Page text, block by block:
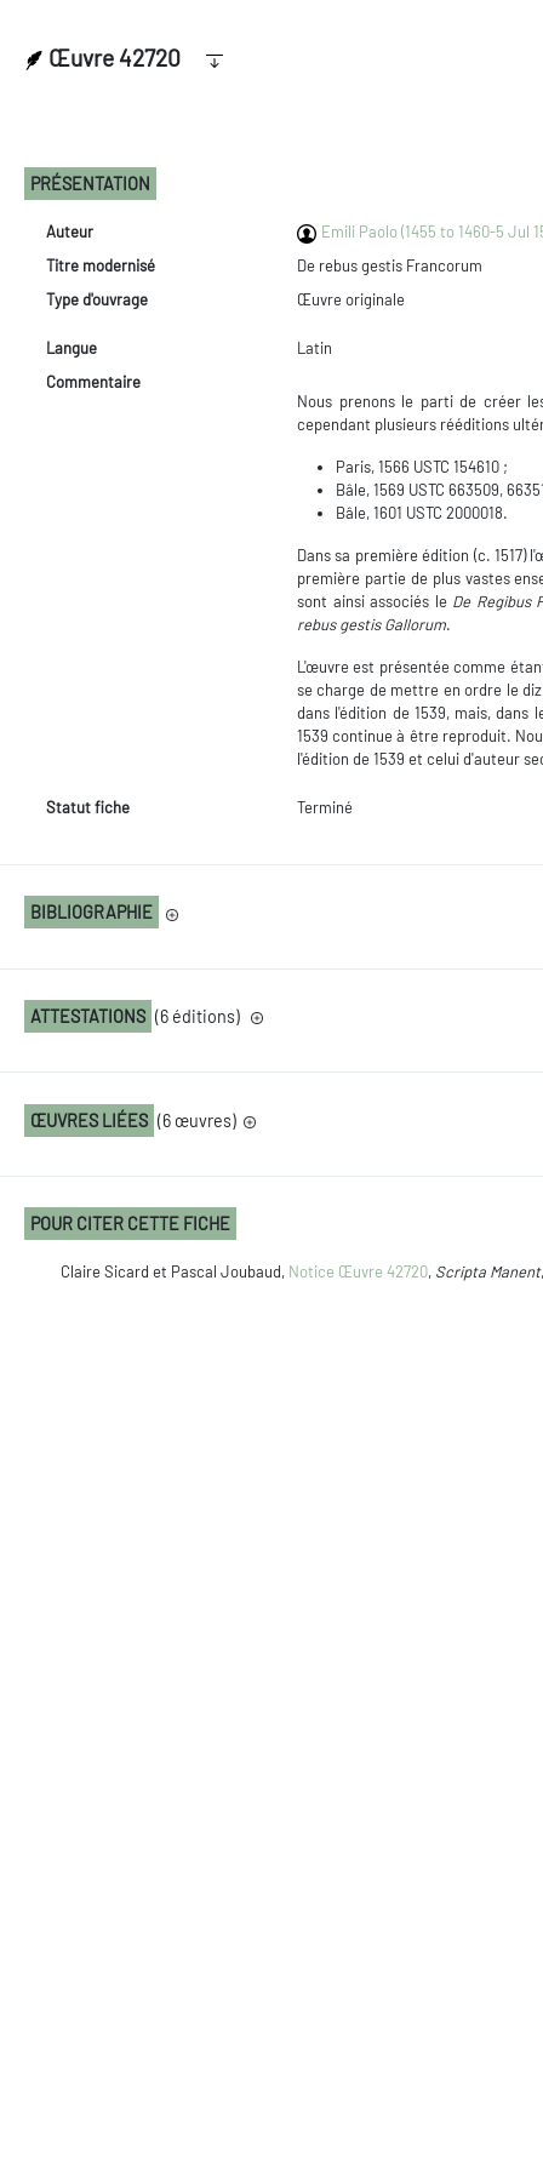
Œuvre 42720
PRÉSENTATION
Auteur
Emili Paolo (1455 to 1460-5 Jul
Titre modernisé
De rebus gestis Francorum
Type d'ouvrage
Œuvre originale
Langue
Latin
Commentaire
Nous prenons le parti de créer
cependant plusieurs rééditions
Paris, 1566 USTC 154610 ;
Bâle, 1569 USTC 663509,
Bâle, 1601 USTC 2000018.
Dans sa première édition (c.
première partie de plus vastes
sont ainsi associés le De Regibus
rebus gestis Gallorum.
L'œuvre est présentée comme
se charge de mettre en ordre le
dans l'édition de 1539, mais,
1539 continue à être reproduit.
l'édition de 1539 et celui d'auteur
Statut fiche Terminé
BIBLIOGRAPHIE
ATTESTATIONS (6 éditions)
ŒUVRES LIÉES (6 œuvres)
POUR CITER CETTE FICHE
Claire Sicard et Pascal Joubaud, Notice Œuvre 42720, Scripta Manent